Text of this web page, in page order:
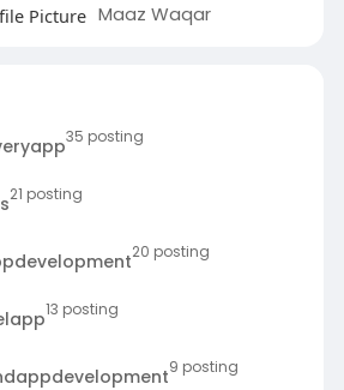
Maaz Waqar
35 posting
21 posting
20 posting
13 posting
9 posting